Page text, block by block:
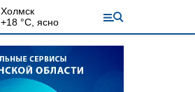
Холмск
+18 °С, ясно